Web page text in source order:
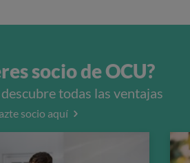
socio de OCU?
todas las ventajas
socio aquí